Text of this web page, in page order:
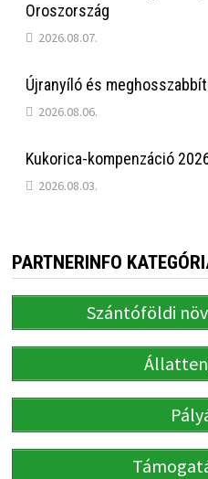
Oroszország
2026.08.07.
Újranyíló és
2026.08.06.
Kukorica-kompenzáció
2026.08.03.
PARTNERINFO
Szántóföldi